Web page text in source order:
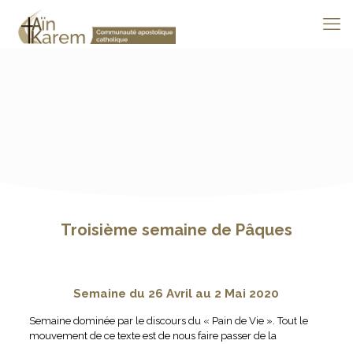
Troisième semaine de Pâques
Semaine du 26 Avril au 2 Mai 2020
Semaine dominée par le discours du « Pain de Vie ». Tout le
mouvement de ce texte est de nous faire passer de la